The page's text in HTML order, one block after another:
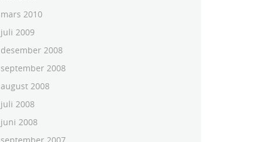
mars 2010
juli 2009
desember 2008
september 2008
august 2008
juli 2008
juni 2008